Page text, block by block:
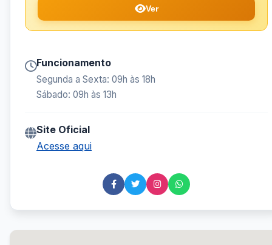
Ver
Funcionamento
Segunda a Sexta: 09h às 18h
Sábado: 09h às 13h
Site Oficial
Acesse aqui